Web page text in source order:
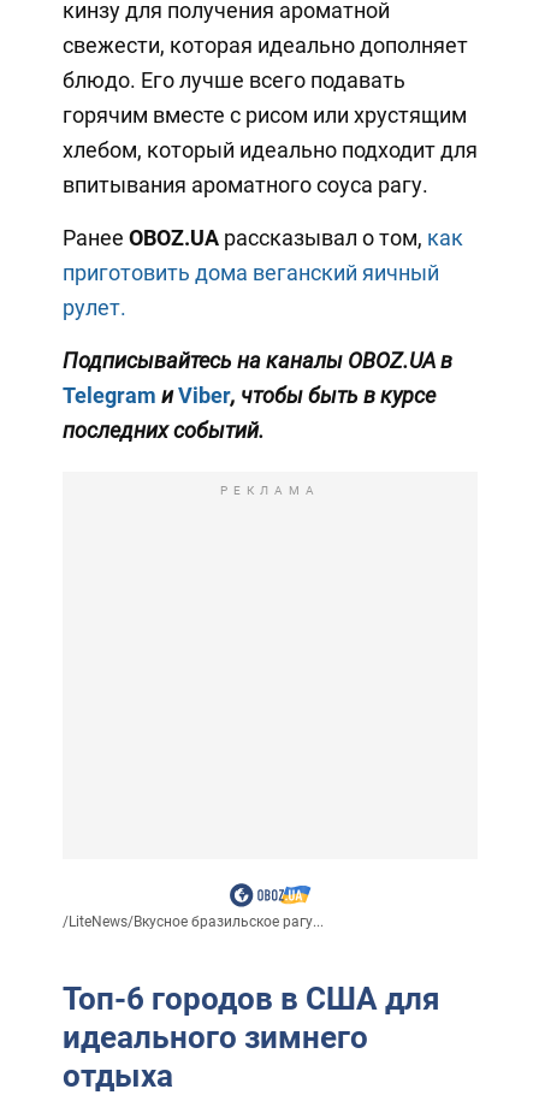
кинзу для получения ароматной
свежести, которая идеально дополняет
блюдо. Его лучше всего подавать
горячим вместе с рисом или хрустящим
хлебом, который идеально подходит для
впитывания ароматного соуса рагу.
Ранее OBOZ.UA рассказывал о том, как
приготовить дома веганский яичный
рулет.
Подписывайтесь на каналы OBOZ.UA в
Telegram иViber, чтобы быть в курсе
последних событий.
РЕКЛАМА
/LiteNews/Вкусное бразильское рагу...
Топ-6 городов в США для
идеального зимнего
отдыха